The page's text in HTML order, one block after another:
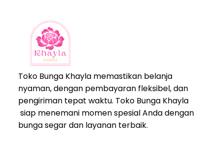
Toko Bunga Khayla memastikan belanja
nyaman, dengan pembayaran fleksibel, dan
pengiriman tepat waktu. Toko Bunga Khayla
siap menemani momen spesial Anda dengan
bunga segar dan layanan terbaik.